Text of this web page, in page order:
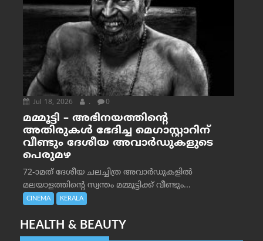
Jul 18, 2026 . 0
മമ്മൂട്ടി – അഭിനയത്തിന്റെ
അതിരുകൾ ഭേദിച്ച മെഗാസ്റ്റാറിന്
വീണ്ടും ദേശീയ അവാർഡുകളുടെ
പെരുമഴ
72-ാമത് ദേശീയ ചലച്ചിത്ര അവാര്‍ഡുകളില്‍
മലയാളത്തിന്റെ സ്വന്തം മമ്മൂട്ടിക്ക് വീണ്ടും...
CINEMA KERALA
HEALTH & BEAUTY